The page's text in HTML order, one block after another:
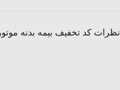
نظرات کد تخفیف بیمه بدنه